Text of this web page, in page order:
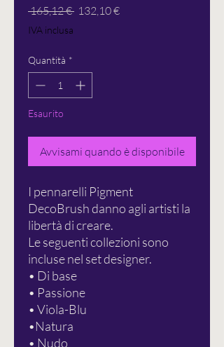
165,12 € Prezzo
132,10 €Prezzo
IVA inclusa
Quantità *
Esaurito
Avvisami quando è disponibile
I pennarelli Pigment
DecoBrush danno agli artisti la
libertà di creare.
Le seguenti collezioni sono
incluse nel set designer.
• Di base
• Passione
• Viola-Blu
•Natura
• Nudo